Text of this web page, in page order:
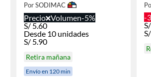
Por SODIMAC
Precio Volumen-5%
S/ 5.60
Desde 10 unidades
S/ 5.90
Retira mañana
Envío en 120 min
-
S/